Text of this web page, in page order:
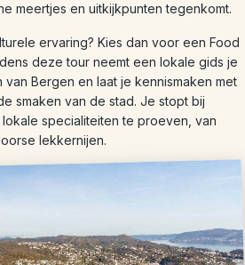
meertjes en uitkijkpunten tegenkomt.
ervaring? Kies dan voor een Food
deze tour neemt een lokale gids je
Bergen en laat je kennismaken met
smaken van de stad. Je stopt bij
specialiteiten te proeven, van
lekkernijen.